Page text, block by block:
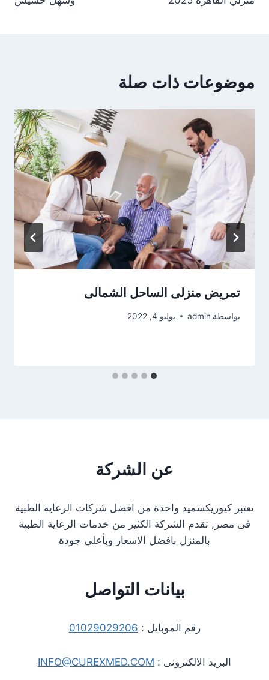
موضوعات ذات صلة
تمريض منزلى الساحل الشمالى
بواسطة admin يوليو 4, 2022
عن الشركة
تعتبر كيوريكسميد واحدة من افضل شركات الرعاية الطبية
فى مصر, تقدم الشركة الكثير من خدمات الرعاية الطبية
بالمنزل بافضل الاسعار وبأعلي جودة
بيانات التواصل
رقم الموبايل : 01029029206
البريد الالكترونى : INFO@CUREXMED.COM